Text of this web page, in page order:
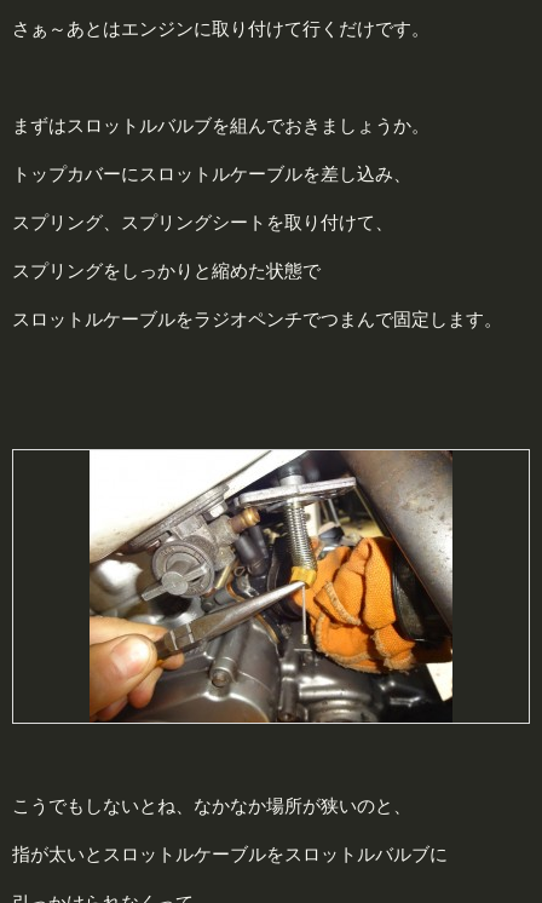
さぁ～あとはエンジンに取り付けて行くだけです。
まずはスロットルバルブを組んでおきましょうか。
トップカバーにスロットルケーブルを差し込み、
スプリング、スプリングシートを取り付けて、
スプリングをしっかりと縮めた状態で
スロットルケーブルをラジオペンチでつまんで固定します。
こうでもしないとね、なかなか場所が狭いのと、
指が太いとスロットルケーブルをスロットルバルブに